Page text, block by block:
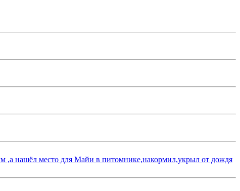
,а нашёл место для Майи в питомнике,накормил,укрыл от дождя